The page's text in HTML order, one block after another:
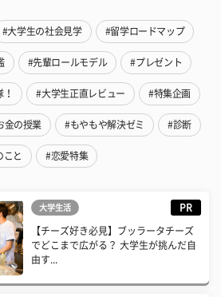
#大学生の社会見学 #留学ロードマップ
#先輩ロールモデル #プレゼント
#大学生正直レビュー #特集企画
金の授業 #もやもや解決ゼミ #診断
こと #恋愛特集
大学生活 PR
【チーズ好き必見】ブッラータチーズ
でどこまで広がる？ 大学生が挑んだ自
由す...